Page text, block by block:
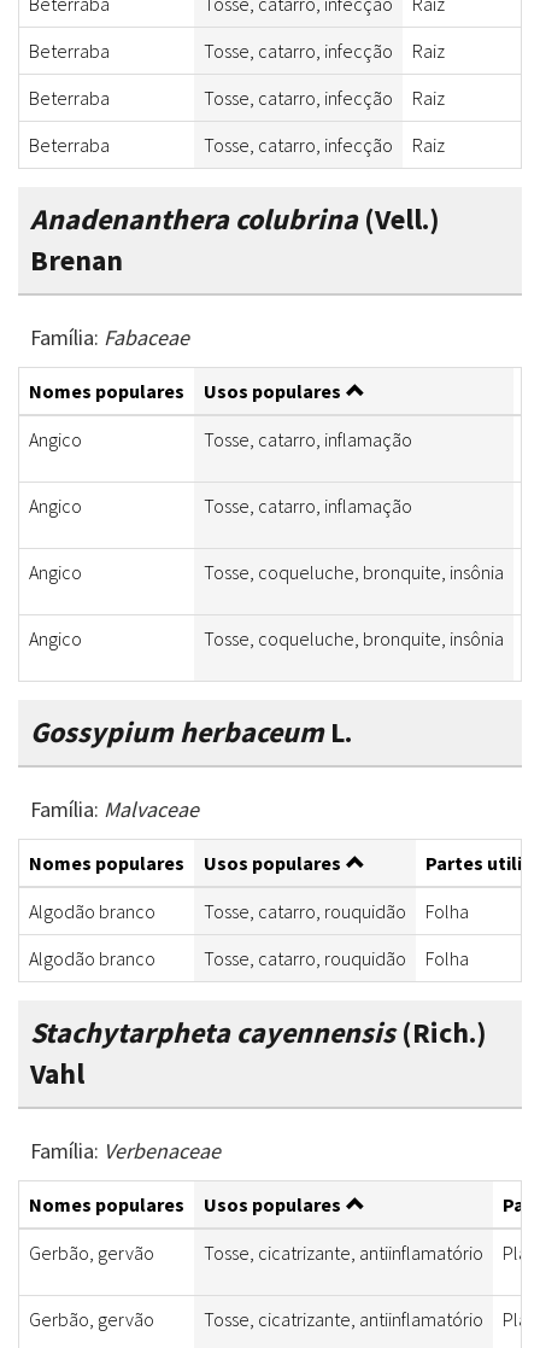
Beterraba
Tosse, catarro, infecção
Raiz
Beterraba
Tosse, catarro, infecção
Raiz
Beterraba
Tosse, catarro, infecção Raiz
Anadenanthera colubrina(Vell.)
Brenan
Família: Fabaceae
Nomes populares Usos populares
Angico
Tosse, catarro, inflamação
Angico Tosse, catarro, inflamação
Angico Tosse, coqueluche, bronquite, insônia
Angico Tosse, coqueluche, bronquite, insônia
Gossypium herbaceumL.
Família: Malvaceae
Nomes populares Usos populares
Partes
Algodão branco
Tosse, catarro, rouquidão
Folha
Algodão branco
Tosse, catarro, rouquidão Folha
Stachytarpheta cayennensis(Rich.)
Vahl
Família: Verbenaceae
Nomes populares Usos populares
Gerbão, gervão
Tosse, cicatrizante, antiinflamatório
Gerbão, gervão Tosse, cicatrizante, antiinflamatório